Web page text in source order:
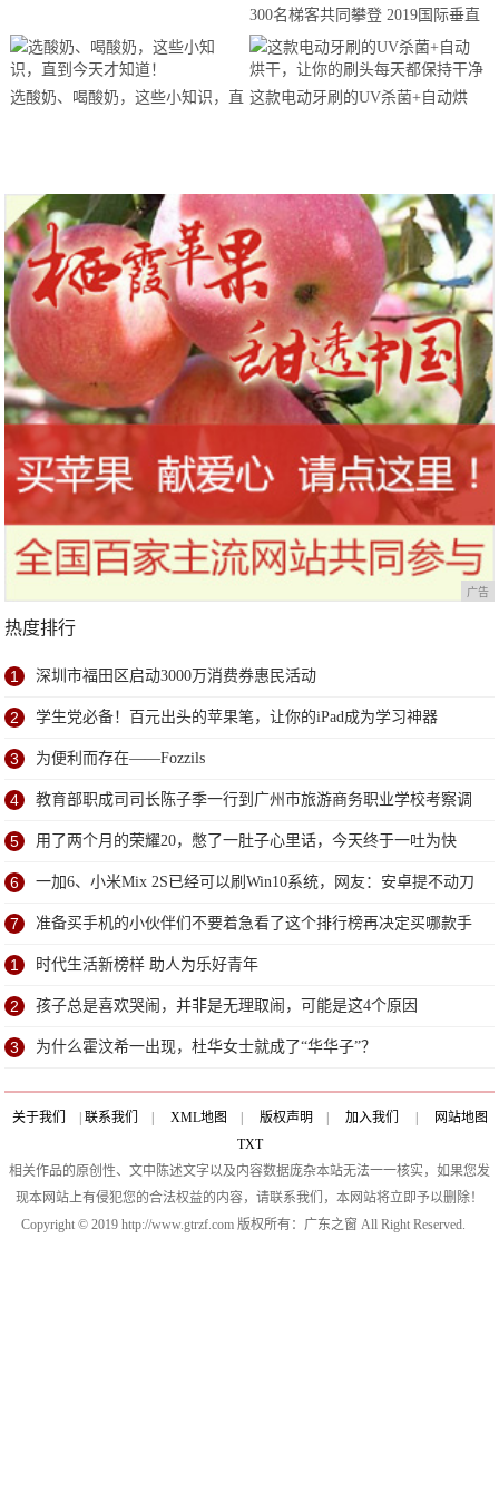
300名梯客共同攀登 2019国际垂直
马拉松超级精英赛顺德海骏达中心
站欢乐开跑
选酸奶、喝酸奶，这些小知识，直 这款电动牙刷的UV杀菌+自动烘
广告
热度排行
1 深圳市福田区启动3000万消费券惠民活动
2 学生党必备！百元出头的苹果笔，让你的iPad成为学习神器
3 为便利而存在——Fozzils
4 教育部职成司司长陈子季一行到广州市旅游商务职业学校考察调
研
5 用了两个月的荣耀20，憋了一肚子心里话，今天终于一吐为快
6 一加6、小米Mix 2S已经可以刷Win10系统，网友：安卓提不动刀
了？
7 准备买手机的小伙伴们不要着急看了这个排行榜再决定买哪款手
机吧
1 时代生活新榜样 助人为乐好青年
2 孩子总是喜欢哭闹，并非是无理取闹，可能是这4个原因
3 为什么霍汶希一出现，杜华女士就成了“华华子”？
关于我们 联系我们 XML地图 版权声明 加入我们
网站地图
TXT
相关作品的原创性、文中陈述文字以及内容数据庞杂本站无法一一核实，如果您发
现本网站上有侵犯您的合法权益的内容，请联系我们，本网站将立即予以删除！
Copyright © 2019 http://www.gtrzf.com 版权所有：广东之窗 All Right Reserved.